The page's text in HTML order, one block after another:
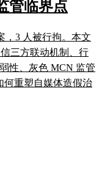
管临界点
，3 人被行拘。本文
三方联动机制、行
性、灰色 MCN 监管
何重塑自媒体造假治